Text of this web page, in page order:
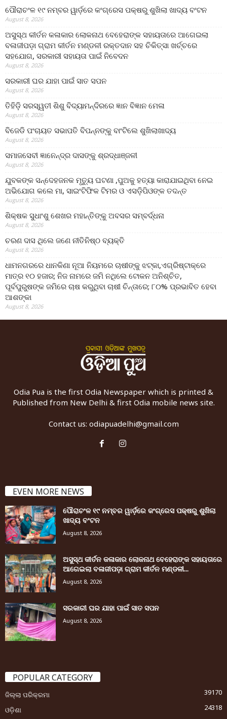
ପୌରାଚଂଳ ୧୯ ନମ୍ବର ୱାର୍ଡ଼ରେ କଂଗ୍ରେସ ପକ୍ଷରୁ ଶୁଖିଲା ଖାଦ୍ୟ ବଂଟନ
August 8, 2026
ଅସୁସ୍ଥ କୀର୍ତନ କଳାକାର ଲୋକନାଥ ବେହେରାଙ୍କ ସହାୟତାରେ ଆଗେଇଲା
ବଳାଜୀପଡ଼ା ଗ୍ରାମ କୀର୍ତନ ମଣ୍ଡଳୀ ରକ୍ତଦାନ ସହ ଚିକିତ୍ସା ଖର୍ଚ୍ଚରେ
ସହଯୋଗ, ସରକାରୀ ସହାୟତା ପାଇଁ ନିବେଦନ
August 8, 2026
ସରକାରୀ ଘର ଯାହା ପାଇଁ ସାତ ସପନ
August 8, 2026
ତିହିଡି଼ ସରସ୍ୱତୀ ଶିଶୁ ବିଦ୍ୟାମନ୍ଦିରରେ ଜ୍ଞାନ ବିଜ୍ଞାନ ମେଳା
August 8, 2026
ବିଜେଡି ପଂଚାୟତ ସଭାପତି ବିପନ୍ନଙ୍କୁ ବାଂଟିଲେ ଶୁଖିଲାଖାଦ୍ୟ
August 8, 2026
ସମାଜସେବୀ ଜ୍ଞାନେନ୍ଦ୍ର ଦାସଙ୍କୁ ଶ୍ରଦ୍ଧାଞ୍ଜଳୀ
August 8, 2026
ଯୁବକଙ୍କ ସନ୍ଦେହଜନକ ମୃତ୍ୟୁ ଘଟଣା ,ପୁଅକୁ ହତ୍ୟା କାରାଯାଇଥିବା ନେଇ
ଅଭିଯୋଗ କଲେ ମା, ସାଇଂଟିଫିକ ଟିମର ଓ ଏସଡ଼ିପିଓଙ୍କ ତଦନ୍ତ
August 8, 2026
ଶିକ୍ଷକ ସୁଧାଂଶୁ ଶେଖର ମହାନ୍ତିଙ୍କୁ ଅବସର ସମ୍ବର୍ଦ୍ଧନା
August 8, 2026
ଚରଣ ଦାସ ଥିଲେ ଜଣେ ନୀତିନିଷ୍ଠ ବ୍ୟକ୍ତି
August 8, 2026
ଧାମନଗରରେ ଧାନକିଣା ନୂଆ ନିୟମରେ ଚାଷୀଙ୍କୁ ଝଟ୍‌କା,ଏଗ୍ରିଷ୍ଟାକ୍‌ରେ
ମାତ୍ର ୧୦ ହଜାର; ନିଜ ନାମରେ ଜମି ନଥିଲେ ଟୋକନ ଅନିଶ୍ଚିତ,
ପୂର୍ବପୁରୁଷଙ୍କ ଜମିରେ ଚାଷ କରୁଥିବା ଚାଷୀ ଚିନ୍ତାରେ; ୮୦% ପ୍ରଭାବିତ ହେବା
ଆଶଙ୍କା
August 8, 2026
Odia Pua is the first Odia Newspaper which is printed &
Published from New Delhi & first Odia mobile news site.
Contact us: odiapuadelhi@gmail.com
EVEN MORE NEWS
ପୌରାଚଂଳ ୧୯ ନମ୍ବର ୱାର୍ଡ଼ରେ କଂଗ୍ରେସ ପକ୍ଷରୁ ଶୁଖିଲା
ଖାଦ୍ୟ ବଂଟନ
August 8, 2026
ଅସୁସ୍ଥ କୀର୍ତନ କଳାକାର ଲୋକନାଥ ବେହେରାଙ୍କ ସହାୟତାରେ
ଆଗେଇଲା ବଳାଜୀପଡ଼ା ଗ୍ରାମ କୀର୍ତନ ମଣ୍ଡଳୀ...
August 8, 2026
ସରକାରୀ ଘର ଯାହା ପାଇଁ ସାତ ସପନ
August 8, 2026
POPULAR CATEGORY
ଜିଲ୍ଲା ପରିକ୍ରମା
39170
ଓଡ଼ିଶା
24318